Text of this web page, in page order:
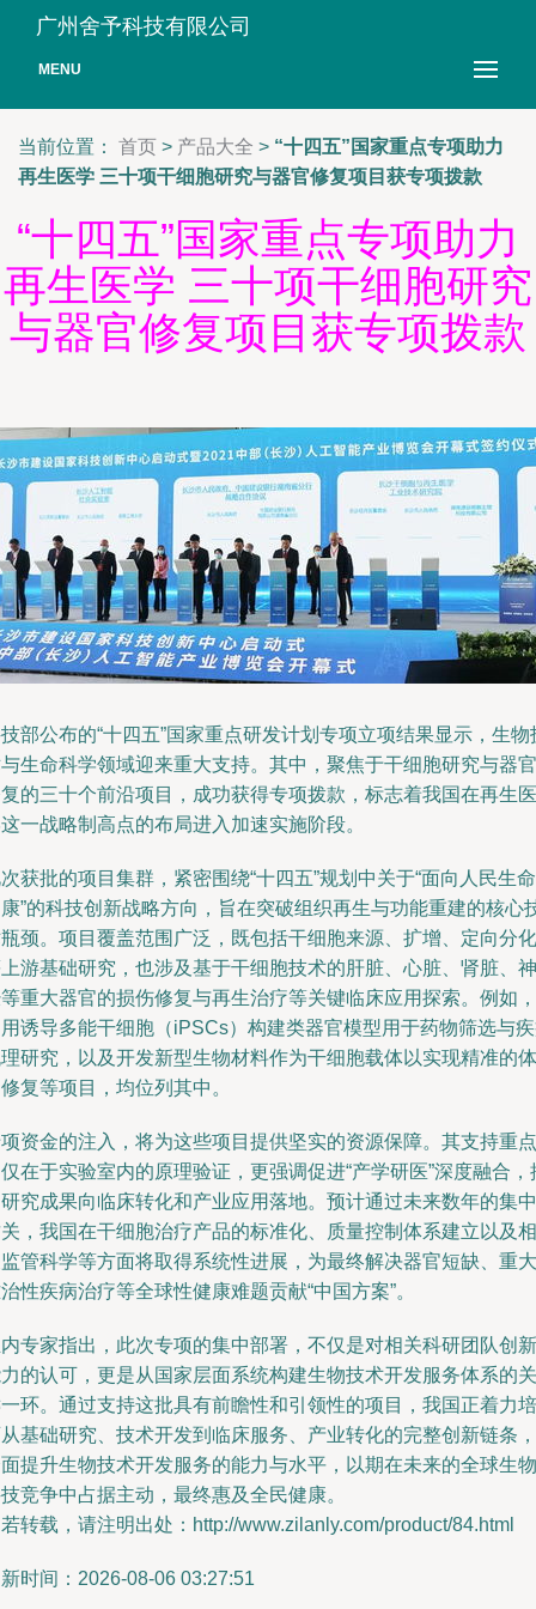
广州舍予科技有限公司
MENU
当前位置： 首页 > 产品大全 > “十四五”国家重点专项助力
再生医学 三十项干细胞研究与器官修复项目获专项拨款
“十四五”国家重点专项助力
再生医学 三十项干细胞研究
与器官修复项目获专项拨款
部公布的“十四五”国家重点研发计划专项立项结果显示，生物
生命科学领域迎来重大支持。其中，聚焦于干细胞研究与器官
的三十个前沿项目，成功获得专项拨款，标志着我国在再生医
一战略制高点的布局进入加速实施阶段。
获批的项目集群，紧密围绕“十四五”规划中关于“面向人民生命
”的科技创新战略方向，旨在突破组织再生与功能重建的核心
颈。项目覆盖范围广泛，既包括干细胞来源、扩增、定向分化
游基础研究，也涉及基于干细胞技术的肝脏、心脏、肾脏、神
重大器官的损伤修复与再生治疗等关键临床应用探索。例如，
诱导多能干细胞（iPSCs）构建类器官模型用于药物筛选与
研究，以及开发新型生物材料作为干细胞载体以实现精准的体
复等项目，均位列其中。
资金的注入，将为这些项目提供坚实的资源保障。其支持重点
在于实验室内的原理验证，更强调促进“产学研医”深度融合，
究成果向临床转化和产业应用落地。预计通过未来数年的集中
，我国在干细胞治疗产品的标准化、质量控制体系建立以及相
管科学等方面将取得系统性进展，为最终解决器官短缺、重大
性疾病治疗等全球性健康难题贡献“中国方案”。
专家指出，此次专项的集中部署，不仅是对相关科研团队创新
的认可，更是从国家层面系统构建生物技术开发服务体系的关
环。通过支持这批具有前瞻性和引领性的项目，我国正着力培
基础研究、技术开发到临床服务、产业转化的完整创新链条，
提升生物技术开发服务的能力与水平，以期在未来的全球生物
竞争中占据主动，最终惠及全民健康。
转载，请注明出处：http://www.zilanly.com/product/84.html
时间：2026-08-06 03:27:51